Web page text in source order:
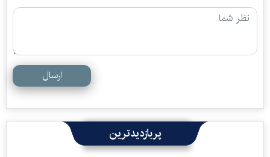
ارسال
پربازدیدترین